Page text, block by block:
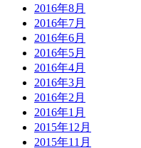
2016年8月
2016年7月
2016年6月
2016年5月
2016年4月
2016年3月
2016年2月
2016年1月
2015年12月
2015年11月